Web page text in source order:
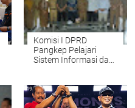
Komisi I DPRD
Pangkep Pelajari
Sistem Informasi dan